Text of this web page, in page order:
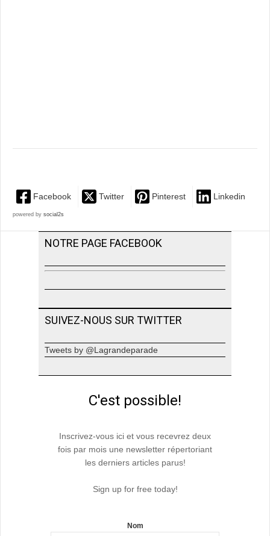
Facebook Twitter Pinterest Linkedin
powered by social2s
NOTRE PAGE FACEBOOK
SUIVEZ-NOUS SUR TWITTER
Tweets by @Lagrandeparade
C'est possible!
Inscrivez-vous ici et vous recevrez deux
fois par mois une newsletter répertoriant
les derniers articles parus!
Sign up for free today!
Nom